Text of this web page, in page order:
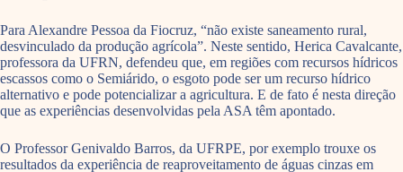
Para Alexandre Pessoa da Fiocruz, “não existe saneamento rural,
desvinculado da produção agrícola”. Neste sentido, Herica Cavalcante,
professora da UFRN, defendeu que, em regiões com recursos hídricos
escassos como o Semiárido, o esgoto pode ser um recurso hídrico
alternativo e pode potencializar a agricultura. E de fato é nesta direção
que as experiências desenvolvidas pela ASA têm apontado.
O Professor Genivaldo Barros, da UFRPE, por exemplo trouxe os
resultados da experiência de reaproveitamento de águas cinzas em